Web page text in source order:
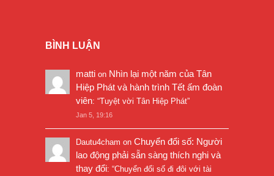
BÌNH LUẬN
matti on Nhìn lại một năm của Tân
Hiệp Phát và hành trình Tết ấm đoàn
viên: “Tuyệt vời Tân Hiệp Phát”
Jan 5, 19:16
Dautu4cham on Chuyển đổi số: Người
lao động phải sẵn sàng thích nghi và
thay đổi: “Chuyển đổi số đi đôi với tài